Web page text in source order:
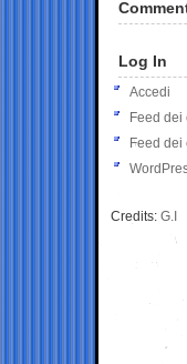
Log In
Accedi
Feed dei
Feed dei
Credits: G.I